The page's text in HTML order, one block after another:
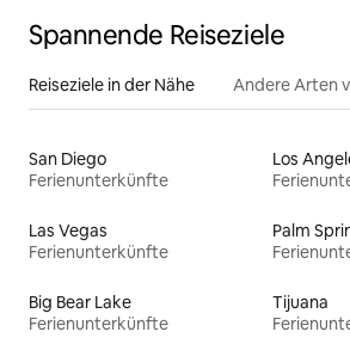
Spannende Reiseziele
Reiseziele in der Nähe Andere Arten
San Diego
Ferienunterkünfte
Los
Las Vegas
Ferienunterkünfte
Palm
Big Bear Lake
Ferienunterkünfte
Tijuana